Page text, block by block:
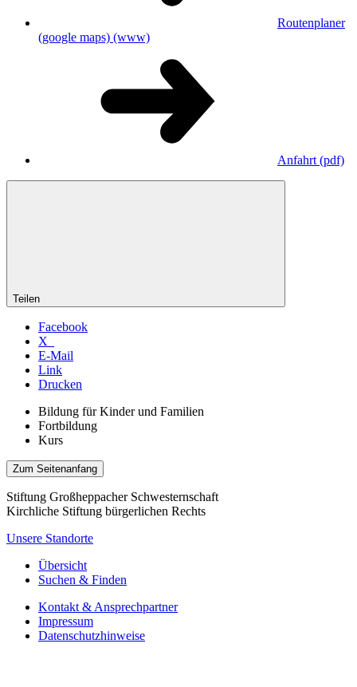
Routenplaner
(google maps) (www)
Anfahrt (pdf)
Teilen
Facebook
X
E-Mail
Link
Drucken
Bildung für Kinder und Familien
Fortbildung
Kurs
Zum Seitenanfang
Stiftung Großheppacher Schwesternschaft
Kirchliche Stiftung bürgerlichen Rechts
Unsere Standorte
Übersicht
Suchen & Finden
Kontakt & Ansprechpartner
Impressum
Datenschutzhinweise